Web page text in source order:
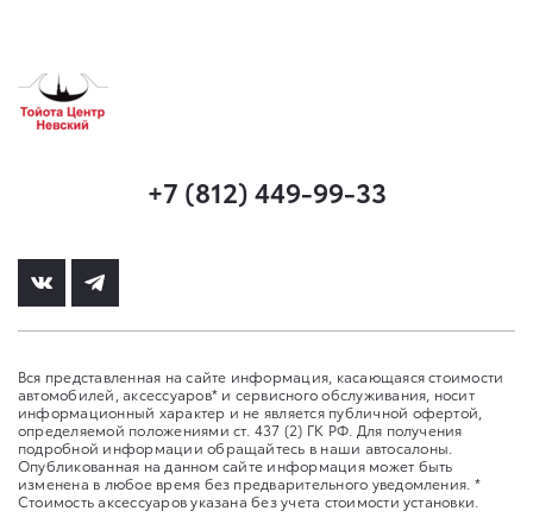
+7 (812) 449-99-33
Вся представленная на сайте информация, касающаяся стоимости
автомобилей, аксессуаров* и сервисного обслуживания, носит
информационный характер и не является публичной офертой,
определяемой положениями ст. 437 (2) ГК РФ. Для получения
подробной информации обращайтесь в наши автосалоны.
Опубликованная на данном сайте информация может быть
изменена в любое время без предварительного уведомления. *
Стоимость аксессуаров указана без учета стоимости установки.